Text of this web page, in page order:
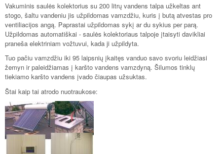
Vakuminis saulės kolektorius su 200 litrų vandens talpa užkeltas ant
stogo, šaltu vandeniu jis užpildomas vamzdžiu, kuris į butą atvestas pro
ventiliacijos angą. Paprastai užpildomas sykį ar du sykius per parą.
Užpildomas automatiškai - saulės kolektoriaus talpoje įtaisyti davikliai
praneša elektriniam vožtuvui, kada ji užpildyta.
Tuo pačiu vamzdžiu iki 95 laipsnių įkaitęs vanduo savo svoriu leidžiasi
žemyn ir paleidžiamas į karšto vandens vamzdyną. Šilumos tinklų
tiekiamo karšto vandens įvado čiaupas užsuktas.
Štai kaip tai atrodo nuotraukose: